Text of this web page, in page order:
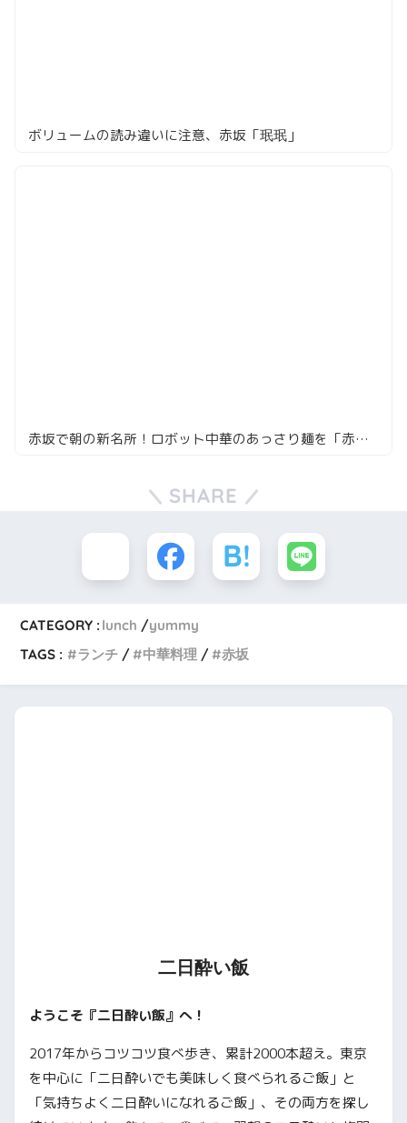
ボリュームの読み違いに注意、赤坂「珉珉」
赤坂で朝の新名所！ロボット中華のあっさり麺を「赤坂前」で
SHARE
CATEGORY : lunch
yummy
TAGS :
ランチ 中華料理 赤坂
二日酔い飯
ようこそ『二日酔い飯』へ！
2017年からコツコツ食べ歩き、累計2000本超え。東京
を中心に「二日酔いでも美味しく食べられるご飯」と
「気持ちよく二日酔いになれるご飯」、その両方を探し